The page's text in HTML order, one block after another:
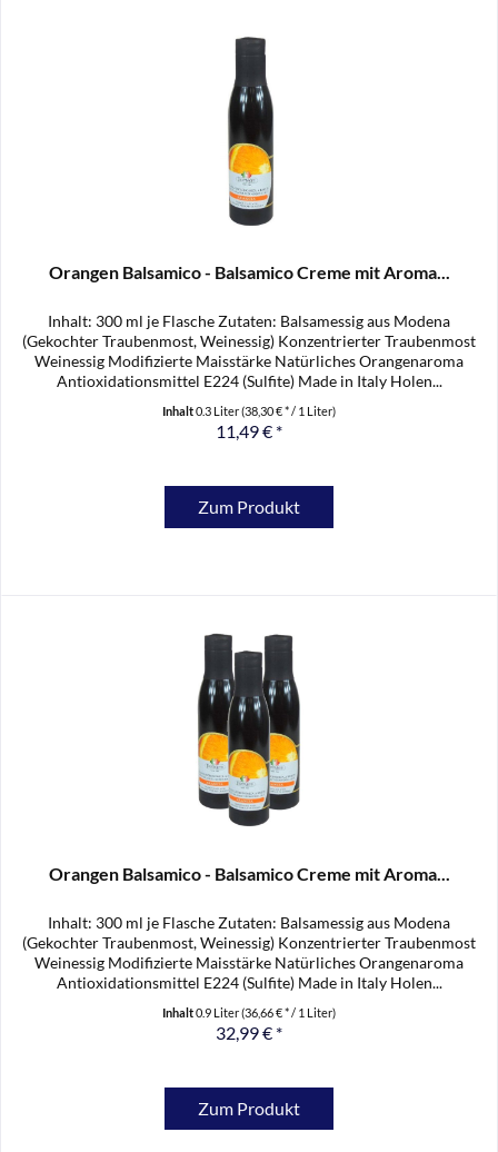
Orangen Balsamico - Balsamico Creme mit Aroma...
Inhalt: 300 ml je Flasche Zutaten: Balsamessig aus Modena
(Gekochter Traubenmost, Weinessig) Konzentrierter Traubenmost
Weinessig Modifizierte Maisstärke Natürliches Orangenaroma
Antioxidationsmittel E224 (Sulfite) Made in Italy Holen...
Inhalt0.3 Liter(38,30 € * / 1 Liter)
11,49 € *
Zum Produkt
Orangen Balsamico - Balsamico Creme mit Aroma...
Inhalt: 300 ml je Flasche Zutaten: Balsamessig aus Modena
(Gekochter Traubenmost, Weinessig) Konzentrierter Traubenmost
Weinessig Modifizierte Maisstärke Natürliches Orangenaroma
Antioxidationsmittel E224 (Sulfite) Made in Italy Holen...
Inhalt0.9 Liter(36,66 € * / 1 Liter)
32,99 € *
Zum Produkt